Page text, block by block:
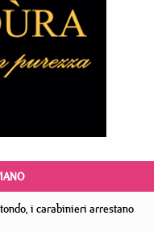
i carabinieri arrestano